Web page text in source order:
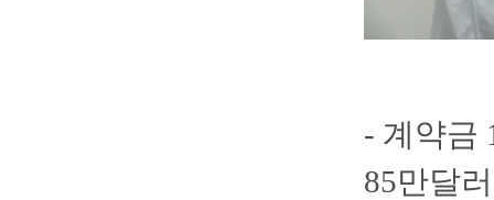
- 계약금
85만달러